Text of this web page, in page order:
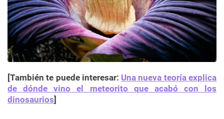
[También te puede interesar: Una nueva teoría explica
de dónde vino el meteorito que acabó con los
dinosaurios]